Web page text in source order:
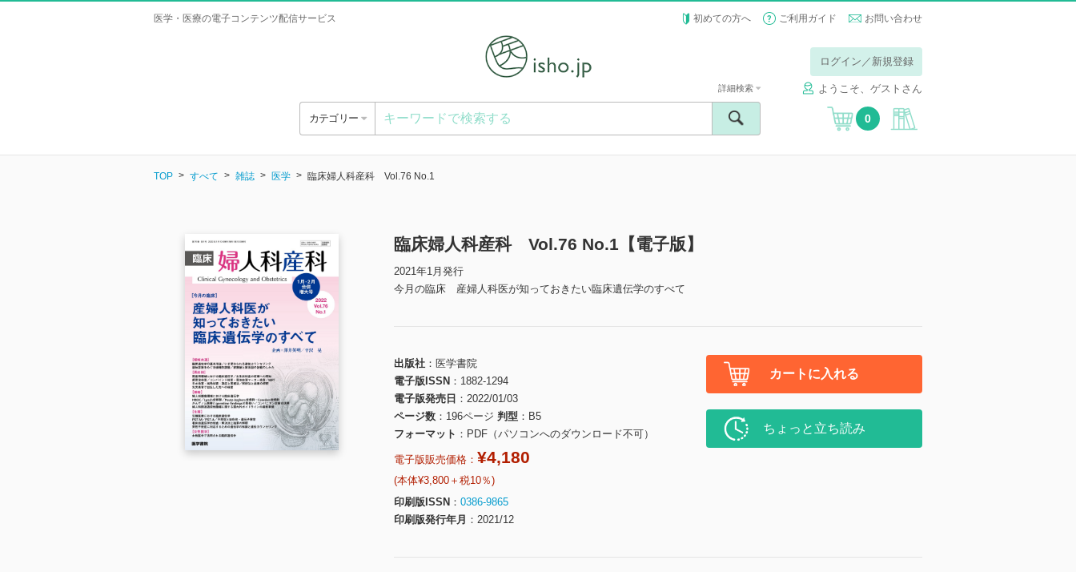
医学・医療の電子コンテンツ配信サービス 初めての方へ ご利用ガイド お問い合わせ
ログイン／新規登録
ようこそ、ゲストさん
カテゴリー
詳細検索
0
TOP すべて 雑誌 医学 臨床婦人科産科 Vol.76 No.1
臨床婦人科産科 Vol.76 No.1【電子版】
2021年1月発行
今月の臨床 産婦人科医が知っておきたい臨床遺伝学のすべて
出版社
医学書院
電子版ISSN
1882-1294
電子版発売日
2022/01/03
ページ数
196ページ 判型
B5
フォーマット
PDF（パソコンへのダウンロード不可）
電子版販売価格： ¥4,180
(本体¥3,800＋税10％)
印刷版ISSN
0386-9865
印刷版発行年月
2021/12
カートに入れる
ちょっと立ち読み